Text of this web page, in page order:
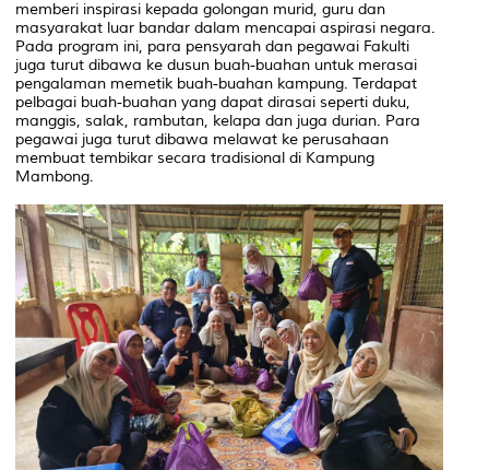
memberi inspirasi kepada golongan murid, guru dan
masyarakat luar bandar dalam mencapai aspirasi negara.
Pada program ini, para pensyarah dan pegawai Fakulti
juga turut dibawa ke dusun buah-buahan untuk merasai
pengalaman memetik buah-buahan kampung. Terdapat
pelbagai buah-buahan yang dapat dirasai seperti duku,
manggis, salak, rambutan, kelapa dan juga durian. Para
pegawai juga turut dibawa melawat ke perusahaan
membuat tembikar secara tradisional di Kampung
Mambong.